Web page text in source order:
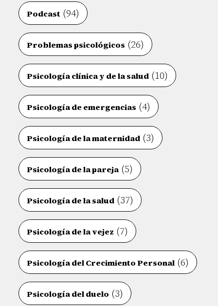
Podcast (94)
Problemas psicológicos (26)
Psicología clínica y de la salud (10)
Psicología de emergencias (4)
Psicología de la maternidad (3)
Psicología de la pareja(5)
Psicología de la salud (37)
Psicología de la vejez (7)
Psicología del Crecimiento Personal (6)
Psicología del duelo (3)